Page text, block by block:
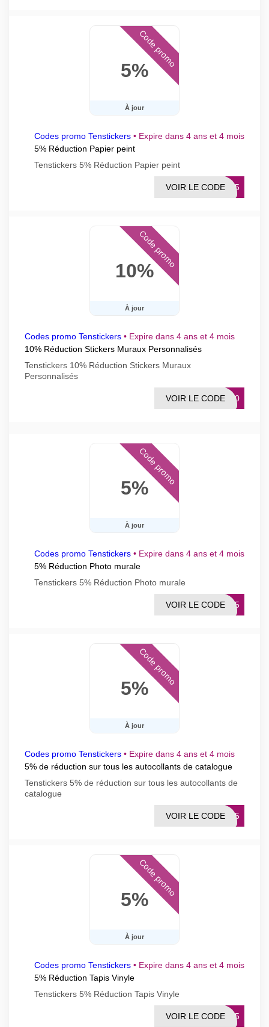
5%
À jour
Code promo
Codes promo Tenstickers • Expire dans 4 ans et 4 mois
5% Réduction Papier peint
Tenstickers 5% Réduction Papier peint
ENP5
VOIR LE CODE
10%
À jour
Code promo
Codes promo Tenstickers • Expire dans 4 ans et 4 mois
10% Réduction Stickers Muraux Personnalisés
Tenstickers 10% Réduction Stickers Muraux
Personnalisés
EN10
VOIR LE CODE
5%
À jour
Code promo
Codes promo Tenstickers • Expire dans 4 ans et 4 mois
5% Réduction Photo murale
Tenstickers 5% Réduction Photo murale
ENF5
VOIR LE CODE
5%
À jour
Code promo
Codes promo Tenstickers • Expire dans 4 ans et 4 mois
5% de réduction sur tous les autocollants de catalogue
Tenstickers 5% de réduction sur tous les autocollants de
catalogue
NTS5
VOIR LE CODE
5%
À jour
Code promo
Codes promo Tenstickers • Expire dans 4 ans et 4 mois
5% Réduction Tapis Vinyle
Tenstickers 5% Réduction Tapis Vinyle
AV5
VOIR LE CODE